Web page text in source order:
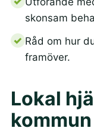
skonsam
Råd om hur
framöver.
Lokal
kommun